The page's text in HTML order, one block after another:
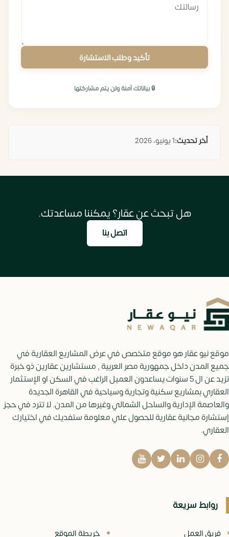
تأكيد وطلب الاستشارة
🔒 بياناتك آمنة ولن يتم مشاركتها
أخر تحديث:1 يونيو، 2026
هل تبحث عن عقار؟ يمكننا مساعدتك.
اتصل بنا
موقع نيو عقار هو موقع متخصص في عرض المشاريع العقارية في
جميع المدن داخل جمهورية مصر العربية , مستشارين عقارين ذو خبرة
تزيد عن ال 5 سنوات يساعدون العميل الراغب في السكن او الإستثمار
العقاري بمشاريع سكنية وتجارية وسياحية في القاهرة الجديدة
والعاصمة الإدارية والساحل الشمالي وغيرها من المدن. لا تترد في حجز
إستشارة مجانية عقارية للحصول علي معلومة ستفديك في اختيارك
العقاري.
روابط سريعة
فريق العمل خريطة الموقع